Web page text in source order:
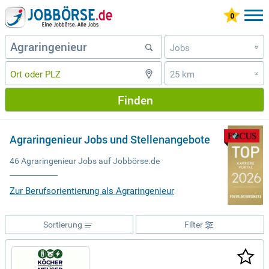
Jobs »
25 km »
Finden
Agraringenieur Jobs und Stellenangebote
46 Agraringenieur Jobs auf Jobbörse.de
Zur Berufsorientierung als Agraringenieur
Filter
Sortierung